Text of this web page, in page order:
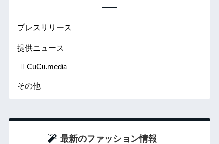
プレスリリース
提供ニュース
CuCu.media
その他
最新のファッション情報